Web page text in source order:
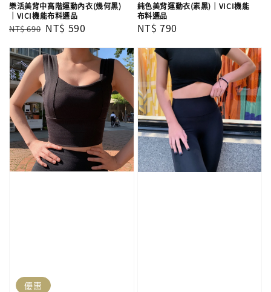
樂活美背中高階運動內衣(幾何黑)
｜VICI機能布料選品
Regular
NT$ 690 Sale
NT$ 590
純色美背運動衣(素黑)｜VICI機能
布料選品
Regular
NT$ 790
優惠